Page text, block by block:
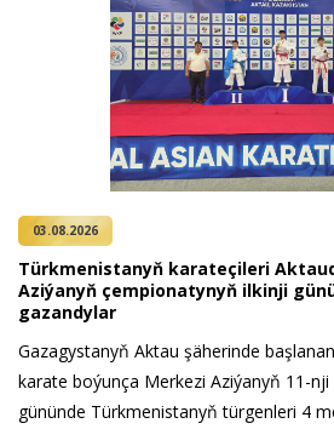
03.08.2026
Türkmenistanyň karateçileri
Aziýanyň çempionatynyň ilkinji
gazandylar
Gazagystanyň Aktau şäherinde
karate boýunça Merkezi Aziýanyň 11-
gününde Türkmenistanyň türgenleri 4